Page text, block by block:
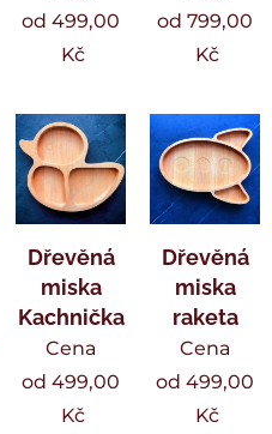
od 499,00
Kč
od 799,00
Kč
Dřevěná
miska
Kachnička
Cena
od 499,00
Kč
Dřevěná
miska
raketa
Cena
od 499,00
Kč